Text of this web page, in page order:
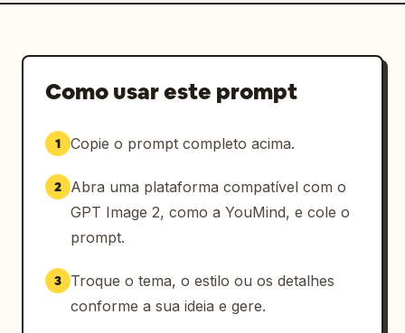
Como usar este prompt
1 Copie o prompt completo acima.
2
Abra uma plataforma compatível com o
GPT Image 2, como a YouMind, e cole o
prompt.
3
Troque o tema, o estilo ou os detalhes
conforme a sua ideia e gere.